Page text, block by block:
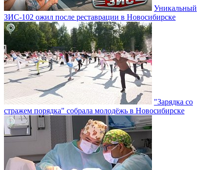
Уникальный
ЗИС-102 ожил после реставрации в Новосибирске
"Зарядка со
стражем порядка" собрала молодёжь в Новосибирске